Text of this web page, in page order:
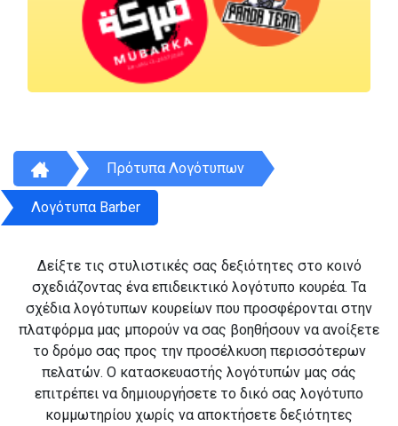
Πρότυπα Λογότυπων
Λογότυπα Barber
Δείξτε τις στυλιστικές σας δεξιότητες στο κοινό
σχεδιάζοντας ένα επιδεικτικό λογότυπο κουρέα. Τα
σχέδια λογότυπων κουρείων που προσφέρονται στην
πλατφόρμα μας μπορούν να σας βοηθήσουν να ανοίξετε
το δρόμο σας προς την προσέλκυση περισσότερων
πελατών. Ο κατασκευαστής λογότυπών μας σάς
επιτρέπει να δημιουργήσετε το δικό σας λογότυπο
κομμωτηρίου χωρίς να αποκτήσετε δεξιότητες